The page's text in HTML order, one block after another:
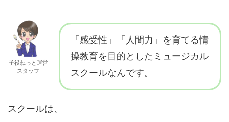
子役ねっと運営
スタッフ
「感受性」「人間力」を育てる情
操教育を目的としたミュージカル
スクールなんです。
スクールは、